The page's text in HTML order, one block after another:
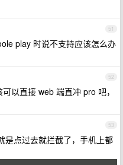
51
play 时说不支持应该怎么办
52
以直接 web 端直冲 pro 吧，
53
是点过去就拦截了，手机上都